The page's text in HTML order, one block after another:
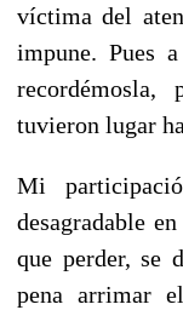
víctima del
impune. Pues
recordémosla,
tuvieron lugar
Mi
desagradable
que perder, se
pena arrimar